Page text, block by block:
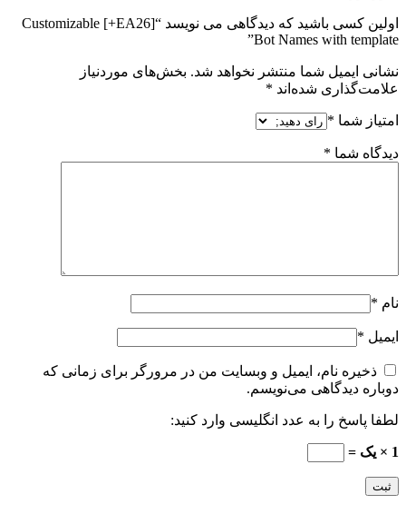
اولین کسی باشید که دیدگاهی می نویسد “[EA26+] Customizable
Bot Names with template”
نشانی ایمیل شما منتشر نخواهد شد. بخش‌های موردنیاز
علامت‌گذاری شده‌اند *
امتیاز شما *
دیدگاه شما *
نام *
ایمیل *
ذخیره نام، ایمیل و وبسایت من در مرورگر برای زمانی که
دوباره دیدگاهی می‌نویسم.
لطفا پاسخ را به عدد انگلیسی وارد کنید:
1 × یک =